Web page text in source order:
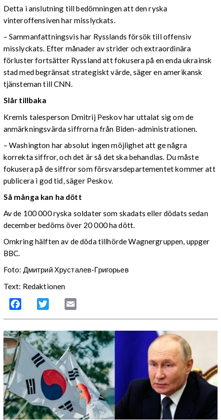
Detta i anslutning till bedömningen att den ryska
vinteroffensiven har misslyckats.
– Sammanfattningsvis har Rysslands försök till offensiv
misslyckats. Efter månader av strider och extraordinära
förluster fortsätter Ryssland att fokusera på en enda ukrainsk
stad med begränsat strategiskt värde, säger en amerikansk
tjänsteman till CNN.
Slår tillbaka
Kremls talesperson Dmitrij Peskov har uttalat sig om de
anmärkningsvärda siffrorna från Biden-administrationen.
– Washington har absolut ingen möjlighet att ge några
korrekta siffror, och det är så det ska behandlas. Du måste
fokusera på de siffror som försvarsdepartementet kommer att
publicera i god tid, säger Peskov.
Så många kan ha dött
Av de 100 000 ryska soldater som skadats eller dödats sedan
december bedöms över 20 000 ha dött.
Omkring hälften av de döda tillhörde Wagnergruppen, uppger
BBC.
Foto: Дмитрий Хрусталев-Григорьев
Text: Redaktionen
Facebook Twitter